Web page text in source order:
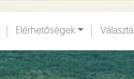
Elérhetőségek